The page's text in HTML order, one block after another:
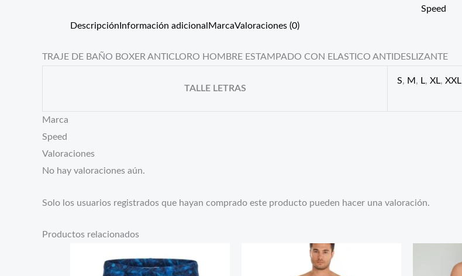
Speed
Descripción Información adicional MarcaValoraciones (0)
TRAJE DE BAÑO BOXER ANTICLORO HOMBRE ESTAMPADO CON ELASTICO ANTIDESLIZANTE
TALLE LETRAS
S, M , L, XL, XXL
Marca
Speed
Valoraciones
No hay valoraciones aún.
Solo los usuarios registrados que hayan comprado este producto pueden hacer una valoración.
Productos relacionados